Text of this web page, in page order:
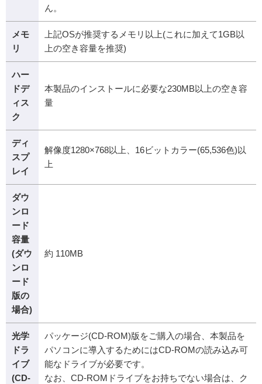
ん。
メモ
リ
上記OSが推奨するメモリ以上(これに加えて1GB以
上の空き容量を推奨)
ハー
ドデ
ィス
ク
本製品のインストールに必要な230MB以上の空き容
量
ディ
スプ
レイ
解像度1280×768以上、16ビットカラー(65,536色)以
上
ダウ
ンロ
ード
容量
(ダウ
ンロ
ード
版の
場合)
約 110MB
光学
ドラ
イブ
(CD-
パッケージ(CD-ROM)版をご購入の場合、本製品を
パソコンに導入するためにはCD-ROMの読み込み可
能なドライブが必要です。
なお、CD-ROMドライブをお持ちでない場合は、ク